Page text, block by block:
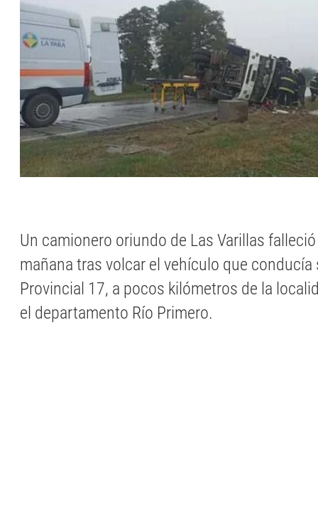
Un camionero oriundo de Las Varillas
mañana tras volcar el vehículo que conducía
Provincial 17, a pocos kilómetros de la
el departamento Río Primero.